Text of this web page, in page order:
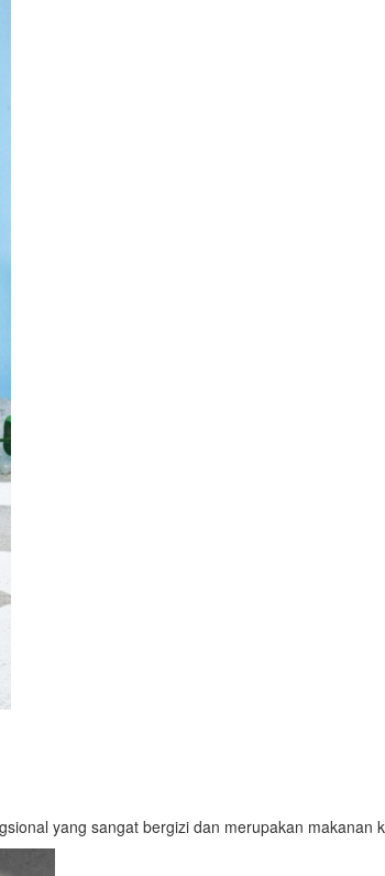
yang sangat bergizi dan merupakan makanan